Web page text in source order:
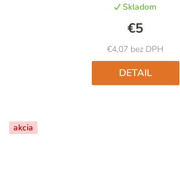
je
4,5
z
5
hviezdičiek.
Skladom
€4,07 bez DPH
€5
DETAIL
akcia